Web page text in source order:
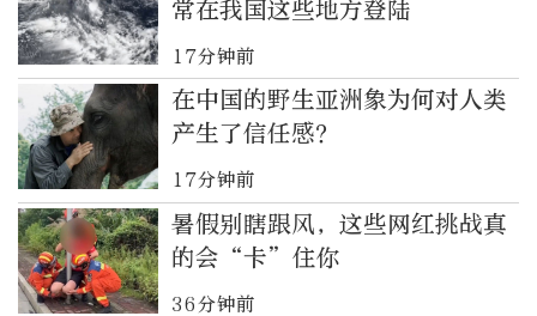
常在我国这些地方登陆
17分钟前
在中国的野生亚洲象为何对人类
产生了信任感？
17分钟前
暑假别瞎跟风，这些网红挑战真
的会“卡”住你
36分钟前